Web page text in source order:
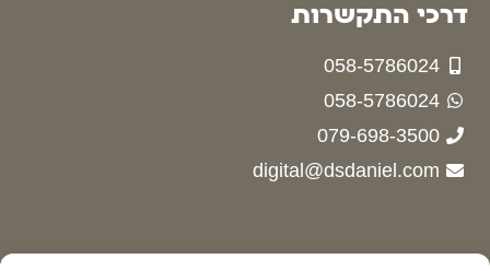
דרכי התקשרות
058-5786024
058-5786024
079-698-3500
digital@dsdaniel.com